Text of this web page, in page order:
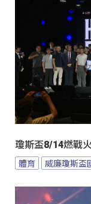
瓊斯盃8/14燃戰
體育 威廉瓊斯盃